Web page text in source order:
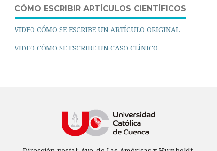
CÓMO ESCRIBIR ARTÍCULOS CIENTÍFICOS
VIDEO CÓMO SE ESCRIBE UN ARTÍCULO ORIGINAL
VIDEO CÓMO SE ESCRIBE UN CASO CLÍNICO